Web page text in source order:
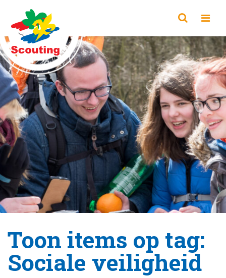
Toon items op tag:
Sociale veiligheid